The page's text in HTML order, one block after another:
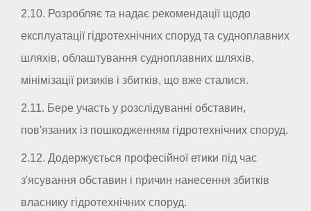
2.10. Розробляє та надає рекомендації щодо
експлуатації гідротехнічних споруд та судноплавних
шляхів, облаштування судноплавних шляхів,
мінімізації ризиків і збитків, що вже сталися.
2.11. Бере участь у розслідуванні обставин,
пов'язаних із пошкодженням гідротехнічних споруд.
2.12. Додержується професійної етики під час
з'ясування обставин і причин нанесення збитків
власнику гідротехнічних споруд.